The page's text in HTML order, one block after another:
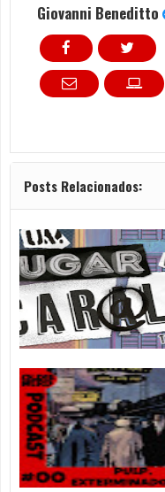
Giovanni Beneditto
Posts Relacionados: